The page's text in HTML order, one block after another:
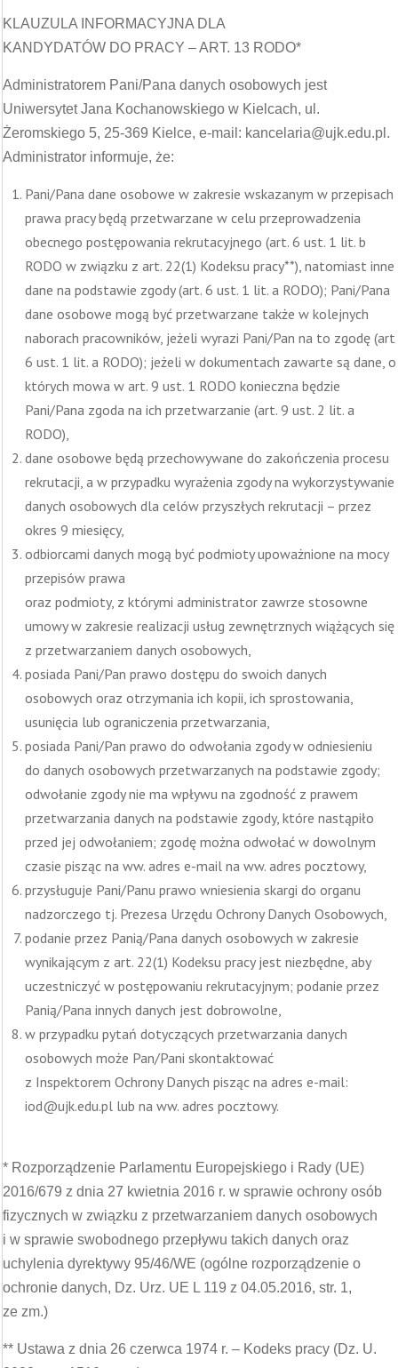
KLAUZULA INFORMACYJNA DLA
KANDYDATÓW DO PRACY – ART. 13 RODO*
Administratorem Pani/Pana danych osobowych jest
Uniwersytet Jana Kochanowskiego w Kielcach, ul.
Żeromskiego 5, 25-369 Kielce, e-mail: kancelaria@ujk.edu.pl.
Administrator informuje, że:
Pani/Pana dane osobowe w zakresie wskazanym w przepisach
prawa pracy będą przetwarzane w celu przeprowadzenia
obecnego postępowania rekrutacyjnego (art. 6 ust. 1 lit. b
RODO w związku z art. 22(1) Kodeksu pracy**), natomiast inne
dane na podstawie zgody (art. 6 ust. 1 lit. a RODO); Pani/Pana
dane osobowe mogą być przetwarzane także w kolejnych
naborach pracowników, jeżeli wyrazi Pani/Pan na to zgodę (art.
6 ust. 1 lit. a RODO); jeżeli w dokumentach zawarte są dane, o
których mowa w art. 9 ust. 1 RODO konieczna będzie
Pani/Pana zgoda na ich przetwarzanie (art. 9 ust. 2 lit. a
RODO),
dane osobowe będą przechowywane do zakończenia procesu
rekrutacji, a w przypadku wyrażenia zgody na wykorzystywanie
danych osobowych dla celów przyszłych rekrutacji – przez
okres 9 miesięcy,
odbiorcami danych mogą być podmioty upoważnione na mocy
przepisów prawa
oraz podmioty, z którymi administrator zawrze stosowne
umowy w zakresie realizacji usług zewnętrznych wiążących się
z przetwarzaniem danych osobowych,
posiada Pani/Pan prawo dostępu do swoich danych
osobowych oraz otrzymania ich kopii, ich sprostowania,
usunięcia lub ograniczenia przetwarzania,
posiada Pani/Pan prawo do odwołania zgody w odniesieniu
do danych osobowych przetwarzanych na podstawie zgody;
odwołanie zgody nie ma wpływu na zgodność z prawem
przetwarzania danych na podstawie zgody, które nastąpiło
przed jej odwołaniem; zgodę można odwołać w dowolnym
czasie pisząc na ww. adres e-mail na ww. adres pocztowy,
przysługuje Pani/Panu prawo wniesienia skargi do organu
nadzorczego tj. Prezesa Urzędu Ochrony Danych Osobowych,
podanie przez Panią/Pana danych osobowych w zakresie
wynikającym z art. 22(1) Kodeksu pracy jest niezbędne, aby
uczestniczyć w postępowaniu rekrutacyjnym; podanie przez
Panią/Pana innych danych jest dobrowolne,
w przypadku pytań dotyczących przetwarzania danych
osobowych może Pan/Pani skontaktować
z Inspektorem Ochrony Danych pisząc na adres e-mail:
iod@ujk.edu.pl lub na ww. adres pocztowy.
* Rozporządzenie Parlamentu Europejskiego i Rady (UE)
2016/679 z dnia 27 kwietnia 2016 r. w sprawie ochrony osób
fizycznych w związku z przetwarzaniem danych osobowych
i w sprawie swobodnego przepływu takich danych oraz
uchylenia dyrektywy 95/46/WE (ogólne rozporządzenie o
ochronie danych, Dz. Urz. UE L 119 z 04.05.2016, str. 1,
ze zm.)
** Ustawa z dnia 26 czerwca 1974 r. – Kodeks pracy (Dz. U.